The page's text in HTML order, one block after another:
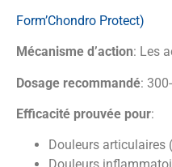
Form’Chondro Protect)
Mécanisme d’action: Les
Dosage recommandé:
Efficacité prouvée pour:
Douleurs articulaires